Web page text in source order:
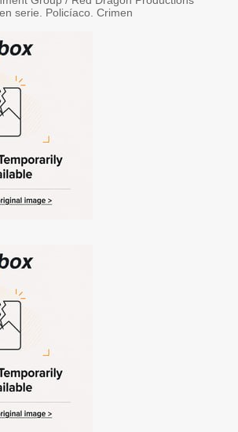
serie. Policíaco. Crimen